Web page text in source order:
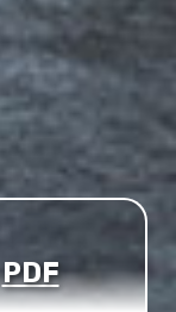
PDF